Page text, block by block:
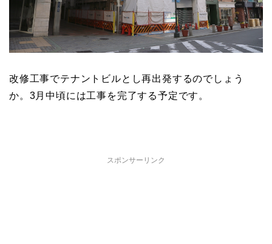
改修工事でテナントビルとし再出発するのでしょう
か。3月中頃には工事を完了する予定です。
スポンサーリンク